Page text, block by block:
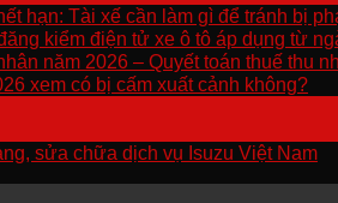
hạn: Tài xế cần làm gì để tránh bị
kiểm điện tử xe ô tô áp dụng từ
năm 2026 – Quyết toán thuế thu
xem có bị cấm xuất cảnh không?
sửa chữa dịch vụ Isuzu Việt Nam